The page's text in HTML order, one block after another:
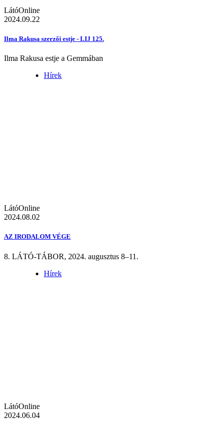
LátóOnline
2024.09.22
Ilma Rakusa szerzői estje - LIJ 125.
Ilma Rakusa estje a Gemmában
Hírek
LátóOnline
2024.08.02
AZ IRODALOM VÉGE
8. LÁTÓ-TÁBOR, 2024. augusztus 8–11.
Hírek
LátóOnline
2024.06.04